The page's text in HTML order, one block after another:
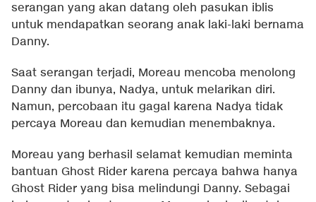
serangan yang akan datang oleh pasukan iblis
untuk mendapatkan seorang anak laki-laki bernama
Danny.
Saat serangan terjadi, Moreau mencoba menolong
Danny dan ibunya, Nadya, untuk melarikan diri.
Namun, percobaan itu gagal karena Nadya tidak
percaya Moreau dan kemudian menembaknya.
Moreau yang berhasil selamat kemudian meminta
bantuan Ghost Rider karena percaya bahwa hanya
Ghost Rider yang bisa melindungi Danny. Sebagai